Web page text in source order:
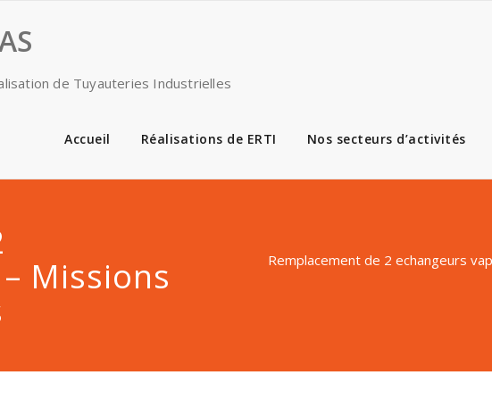
de Tuyauteries Industrielles
Accueil Réalisations de ERTI Nos secteurs d’activités
Missions
Remplacement de 2 echangeurs